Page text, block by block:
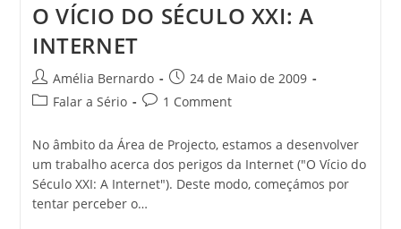
O VÍCIO DO SÉCULO XXI: A
INTERNET
Post
author:
Amélia Bernardo
Post
published:
24 de Maio de 2009
PostFalar a Sério
Post1 Comment
No âmbito da Área de Projecto, estamos a desenvolver
um trabalho acerca dos perigos da Internet ("O Vício do
Século XXI: A Internet"). Deste modo, começámos por
tentar perceber o…